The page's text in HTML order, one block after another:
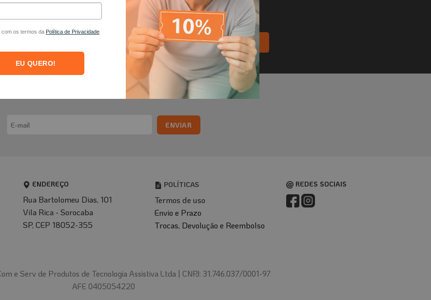
Venda Longevitech e garanta uma renda extra
BAIXE O CATÁLOGO LONGEVITECH
se para receber comunicados e promoções
ENDEREÇO
Rua Bartolomeu Dias, 101
Vila Rica - Sorocaba
SP, CEP 18052-355
POLÍTICAS
Termos de uso
Envio e Prazo
Trocas, Devolução e Reembolso
REDES SOCIAIS
e Serv de Produtos de Tecnologia Assistiva Ltda | CNPJ: 31.746.037/0001-97
AFE 0405054220
com os termos da Política de Privacidade
EU QUERO!